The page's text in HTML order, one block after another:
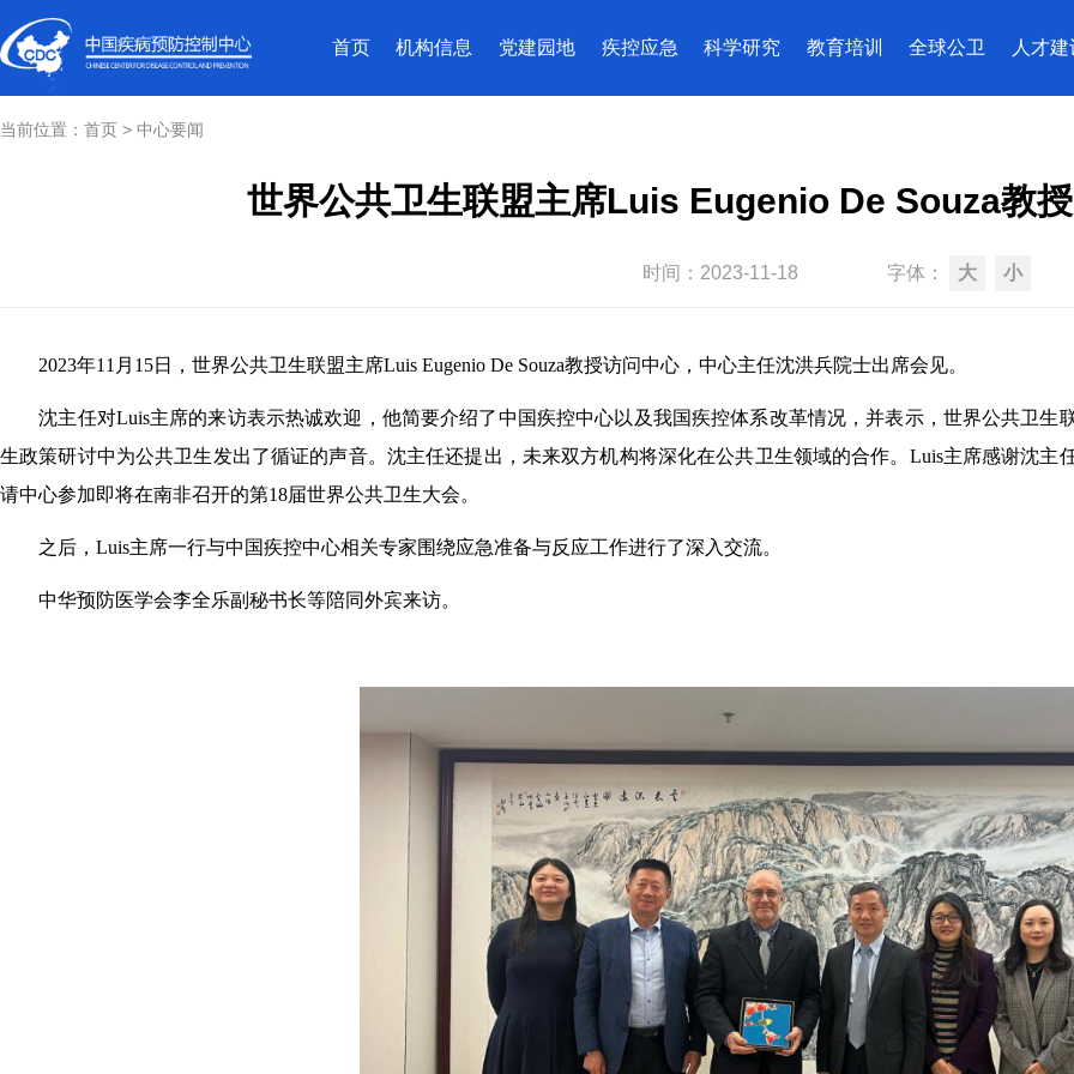
首页 机构信息 党建园地 疾控应急 科学研究 教育培训 全球公卫 人才建
当前位置： 首页 > 中心要闻
世界公共卫生联盟主席Luis Eugenio De Souza教
时间： 2023-11-18 字体： 大 小
2023年11月15日，世界公共卫生联盟主席Luis Eugenio De Souza教授访问中心，中心主任沈洪兵院士出席会见。
沈主任对Luis主席的来访表示热诚欢迎，他简要介绍了中国疾控中心以及我国疾控体系改革情况，并表示，世界公共卫
生政策研讨中为公共卫生发出了循证的声音。沈主任还提出，未来双方机构将深化在公共卫生领域的合作。 Luis主席感谢沈主
请中心参加即将在南非召开的第18届世界公共卫生大会。
之后，Luis主席一行与中国疾控中心相关专家围绕应急准备与反应工作进行了深入交流。
中华预防医学会李全乐副秘书长等陪同外宾来访。